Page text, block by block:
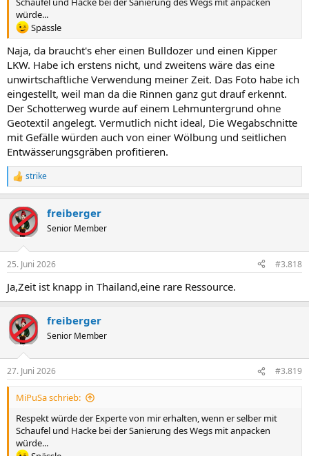
würde...
Spässle
Naja, da braucht's eher einen Bulldozer und einen Kipper
LKW. Habe ich erstens nicht, und zweitens wäre das eine
unwirtschaftliche Verwendung meiner Zeit. Das Foto habe ich
eingestellt, weil man da die Rinnen ganz gut drauf erkennt.
Der Schotterweg wurde auf einem Lehmuntergrund ohne
Geotextil angelegt. Vermutlich nicht ideal, Die Wegabschnitte
mit Gefälle würden auch von einer Wölbung und seitlichen
Entwässerungsgräben profitieren.
R
e
k
t
i
e
:
strike
freiberger
Senior Member
25. Juni 2026 #3.818
Ja,Zeit ist knapp in Thailand,eine rare Ressource.
freiberger
Senior Member
27. Juni 2026 #3.819
MiPuSa schrieb:
Respekt würde der Experte von mir erhalten, wenn er selber mit
Schaufel und Hacke bei der Sanierung des Wegs mit anpacken
würde...